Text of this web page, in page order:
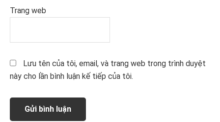
Trang web
Lưu tên của tôi, email, và trang web trong trình duyệt
này cho lần bình luận kế tiếp của tôi.